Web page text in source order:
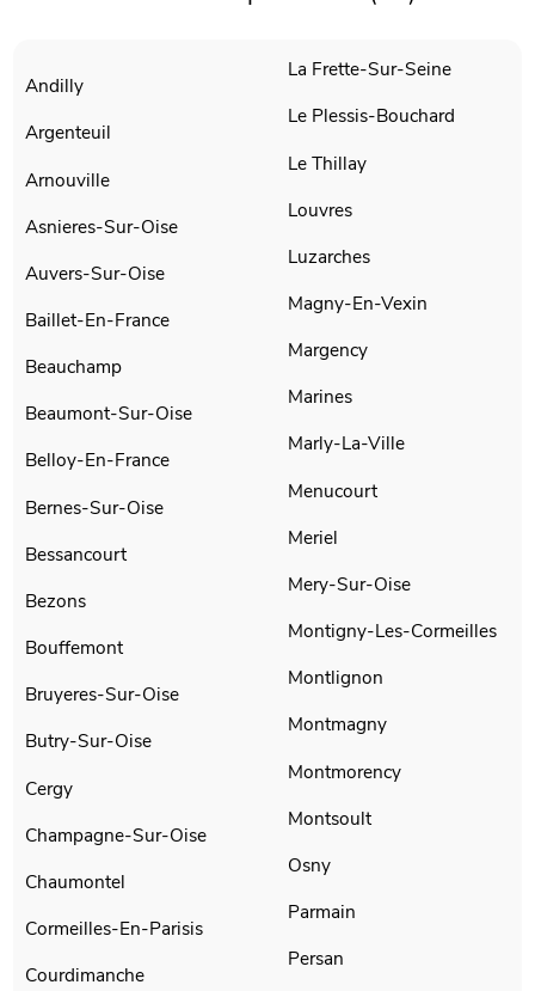
Andilly
Argenteuil
Arnouville
Asnieres-Sur-Oise
Auvers-Sur-Oise
Baillet-En-France
Beauchamp
Beaumont-Sur-Oise
Belloy-En-France
Bernes-Sur-Oise
Bessancourt
Bezons
Bouffemont
Bruyeres-Sur-Oise
Butry-Sur-Oise
Cergy
Champagne-Sur-Oise
Chaumontel
Cormeilles-En-Parisis
Courdimanche
La Frette-Sur-Seine
Le Plessis-Bouchard
Le Thillay
Louvres
Luzarches
Magny-En-Vexin
Margency
Marines
Marly-La-Ville
Menucourt
Meriel
Mery-Sur-Oise
Montigny-Les-Cormeilles
Montlignon
Montmagny
Montmorency
Montsoult
Osny
Parmain
Persan